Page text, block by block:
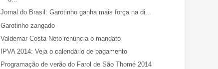
Jornal do Brasil: Garotinho ganha mais força na di...
Garotinho zangado
Valdemar Costa Neto renuncia o mandato
IPVA 2014: Veja o calendário de pagamento
Programação de verão do Farol de São Thomé 2014